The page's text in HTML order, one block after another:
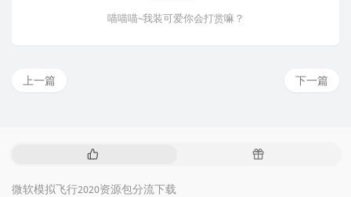
喵喵喵~我装可爱你会打赏嘛？
下一篇
上一篇
文
随
微软模拟飞行2020资源包分流下载